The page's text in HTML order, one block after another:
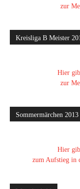
zur
Kreisliga B Meister
Hier
zur
Sommermärchen 2013
Hier
zum Aufstieg in